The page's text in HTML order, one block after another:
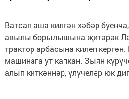
Ватсап аша килгән хәбәр
авылы борылышына җитәрәк
трактор арбасына килеп
машинага ут капкан. Зыян
алып киткәннәр, үлүчеләр юк